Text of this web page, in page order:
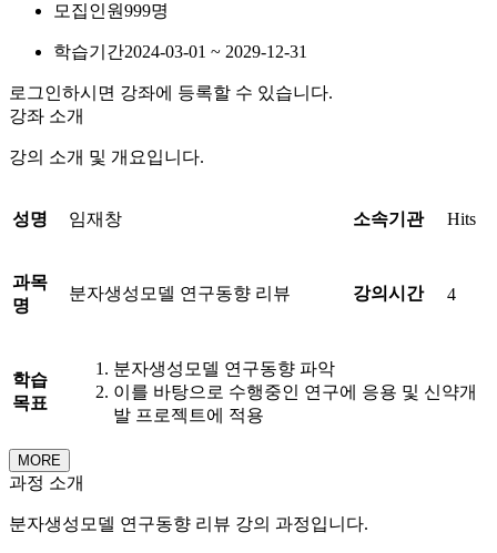
모집인원999명
학습기간2024-03-01 ~ 2029-12-31
로그인하시면 강좌에 등록할 수 있습니다.
강좌 소개
강의 소개 및 개요입니다.
성명 임재창 소속기관 Hits
과목
명
분자생성모델 연구동향 리뷰 강의시간 4
학습
목표
분자생성모델 연구동향 파악
이를 바탕으로 수행중인 연구에 응용 및 신약개
발 프로젝트에 적용
MORE
과정 소개
분자생성모델 연구동향 리뷰 강의 과정입니다.